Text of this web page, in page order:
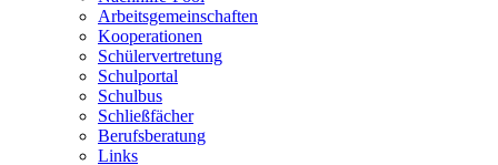
Arbeitsgemeinschaften
Kooperationen
Schülervertretung
Schulportal
Schulbus
Schließfächer
Berufsberatung
Links